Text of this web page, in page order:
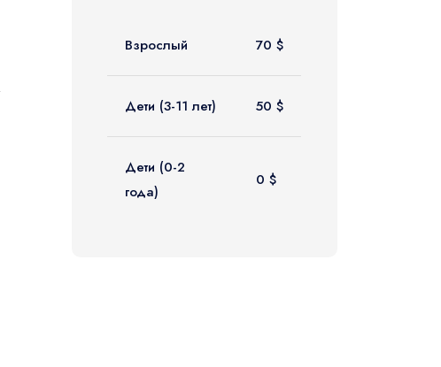
Взрослый 70 $
Дети (3-11 лет) 50 $
Дети (0-2
года)
0 $